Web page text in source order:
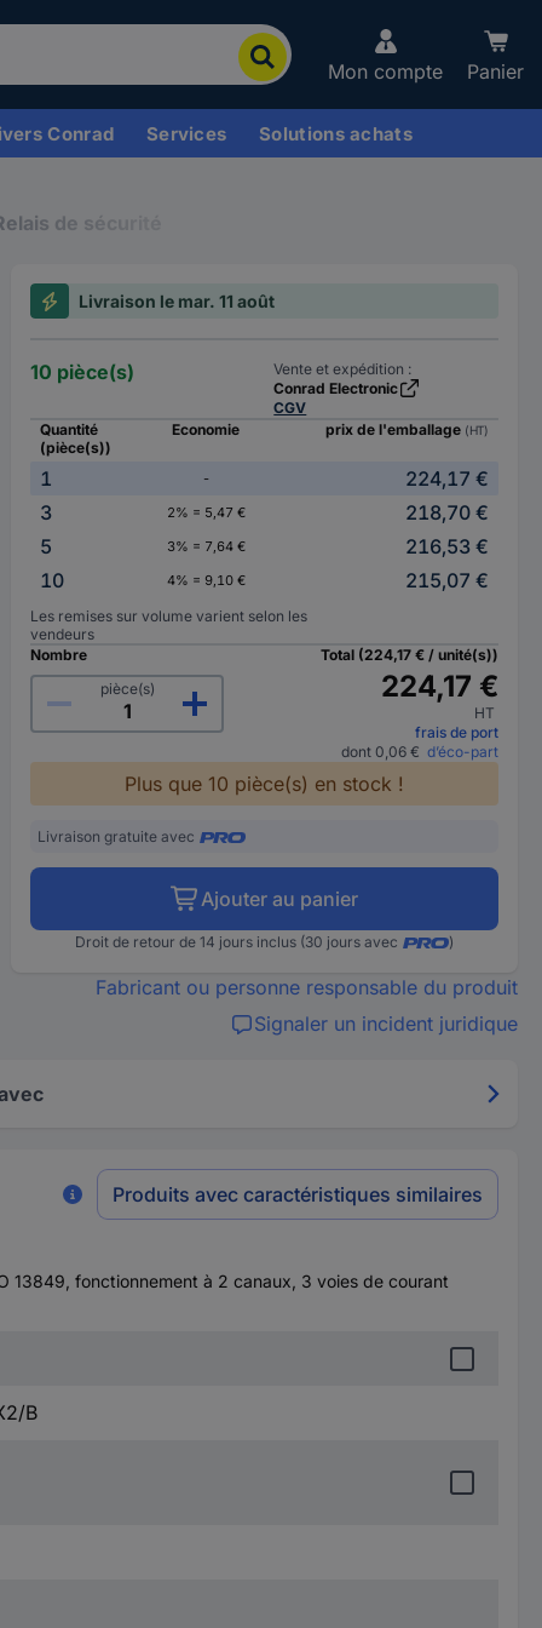
Mon compte Panier
Conrad Services Solutions achats
de sécurité
Livraison le mar. 11 août
10 pièce(s)
Vente et expédition :
Conrad Electronic
CGV
Quantité
(pièce(s))
Economie prix de l'emballage (HT)
1 -
224,17 €
3
2% = 5,47 €
218,70 €
5
3% = 7,64 €
216,53 €
10
4% = 9,10 € 215,07 €
Les remises sur volume varient selon les
vendeurs
Nombre
pièce(s)
Total (224,17 € / unité(s))
224,17 €
HT
frais de port
dont 0,06 € d’éco-part
Plus que 10 pièce(s) en stock !
Livraison gratuite avec
Ajouter au panier
Droit de retour de 14 jours inclus (30 jours avec )
Fabricant ou personne responsable du produit
Signaler un incident juridique
Produits avec caractéristiques similaires
13849, fonctionnement à 2 canaux, 3 voies de courant
B